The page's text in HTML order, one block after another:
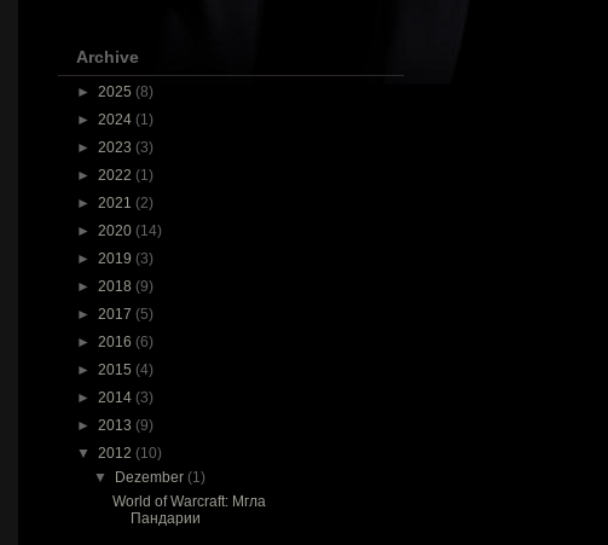
Archive
► 2025 (8)
► 2024 (1)
► 2023 (3)
► 2022 (1)
► 2021 (2)
► 2020 (14)
► 2019 (3)
► 2018 (9)
► 2017 (5)
► 2016 (6)
► 2015 (4)
► 2014 (3)
► 2013 (9)
▼ 2012 (10)
▼ Dezember (1)
World of Warcraft: Мгла
Пандарии